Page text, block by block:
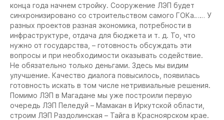
конца года начнем стройку. Сооружение ЛЭП будет
синхронизировано со строительством самого ГОКа…… У
разных проектов разная экономика, потребности в
инфраструктуре, отдача для бюджета и т. д. То, что
нужно от государства, – готовность обсуждать эти
вопросы и при необходимости оказывать содействие.
Не обязательно только деньгами. Здесь мы видим
улучшение. Качество диалога повысилось, появилась
готовность искать в том числе нетривиальные решения.
Помимо ЛЭП в Магадане мы уже построили первую
очередь ЛЭП Пеледуй – Мамакан в Иркутской области,
строим ЛЭП Раздолинская – Тайга в Красноярском крае.